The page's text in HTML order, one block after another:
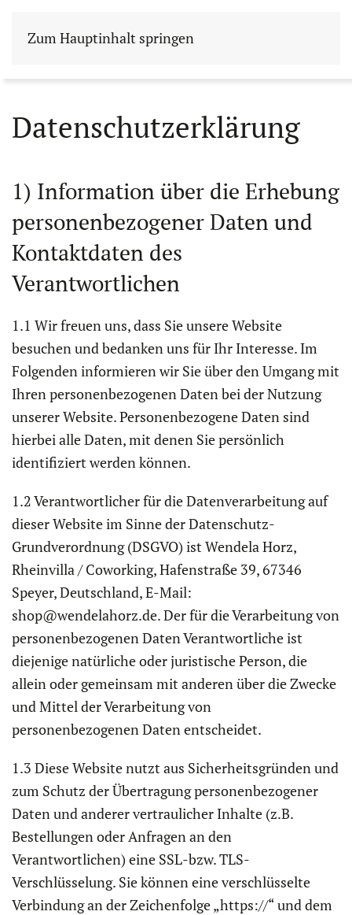
Zum Hauptinhalt springen
Datenschutzerklärung
1) Information über die Erhebung
personenbezogener Daten und
Kontaktdaten des
Verantwortlichen
1.1 Wir freuen uns, dass Sie unsere Website
besuchen und bedanken uns für Ihr Interesse. Im
Folgenden informieren wir Sie über den Umgang mit
Ihren personenbezogenen Daten bei der Nutzung
unserer Website. Personenbezogene Daten sind
hierbei alle Daten, mit denen Sie persönlich
identifiziert werden können.
1.2 Verantwortlicher für die Datenverarbeitung auf
dieser Website im Sinne der Datenschutz-
Grundverordnung (DSGVO) ist Wendela Horz,
Rheinvilla / Coworking, Hafenstraße 39, 67346
Speyer, Deutschland, E-Mail:
shop@wendelahorz.de. Der für die Verarbeitung von
personenbezogenen Daten Verantwortliche ist
diejenige natürliche oder juristische Person, die
allein oder gemeinsam mit anderen über die Zwecke
und Mittel der Verarbeitung von
personenbezogenen Daten entscheidet.
1.3 Diese Website nutzt aus Sicherheitsgründen und
zum Schutz der Übertragung personenbezogener
Daten und anderer vertraulicher Inhalte (z.B.
Bestellungen oder Anfragen an den
Verantwortlichen) eine SSL-bzw. TLS-
Verschlüsselung. Sie können eine verschlüsselte
Verbindung an der Zeichenfolge „https://“ und dem